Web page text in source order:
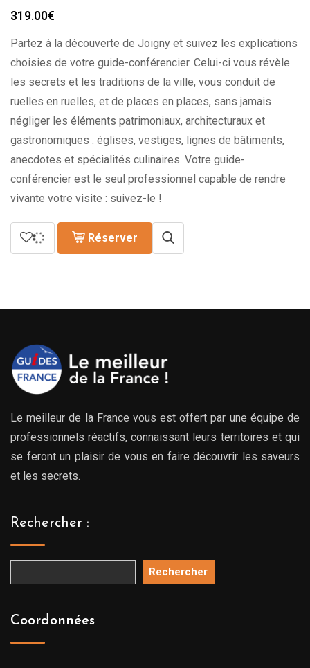
319.00€
Partez à la découverte de Joigny et suivez les explications
choisies de votre guide-conférencier. Celui-ci vous révèle
les secrets et les traditions de la ville, vous conduit de
ruelles en ruelles, et de places en places, sans jamais
négliger les éléments patrimoniaux, architecturaux et
gastronomiques : églises, vestiges, lignes de bâtiments,
anecdotes et spécialités culinaires. Votre guide-
conférencier est le seul professionnel capable de rendre
vivante votre visite : suivez-le !
Réserver
Le meilleur de la France vous est offert par une équipe de
professionnels réactifs, connaissant leurs territoires et qui
se feront un plaisir de vous en faire découvrir les saveurs
et les secrets.
Rechercher :
Rechercher
Coordonnées